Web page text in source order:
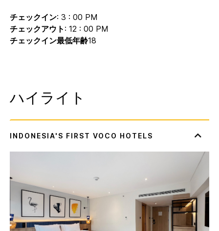
チェックイン: 3 : 00 PM
チェックアウト : 12 : 00 PM
チェックイン最低年齢18
ハイライト